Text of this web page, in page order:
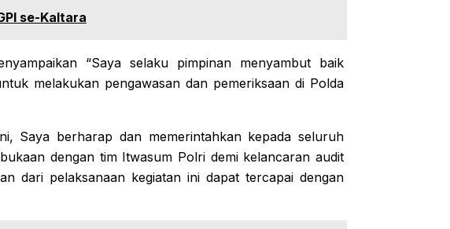
se-Kaltara
“Saya selaku pimpinan menyambut baik
melakukan pengawasan dan pemeriksaan di Polda
Saya berharap dan memerintahkan kepada seluruh
dengan tim Itwasum Polri demi kelancaran audit
dari pelaksanaan kegiatan ini dapat tercapai dengan